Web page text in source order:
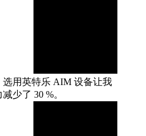
用英特乐 AIM 设备让我
少了 30 %。